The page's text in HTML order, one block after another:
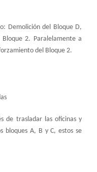
Demolición del Bloque D,
2. Paralelamente a
del Bloque 2.
de trasladar las oficinas y
bloques A, B y C, estos se